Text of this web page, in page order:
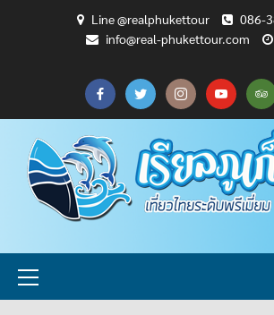
Line @realphukettour
086-
info@real-phukettour.com
CART
CHECKOUT
MY
ACCOUNT
SAMPLE
PAGE
ทัวร์
ทั้งหมด
บทความ
ท่อง
เที่ยว
ยินดี
ต้อนรับ
สู่
PHUKET
TOUR
เกี่ยว
กับ
เรา
แพ็คเกจ
ทัวร์
ทั้งหมด
Primary